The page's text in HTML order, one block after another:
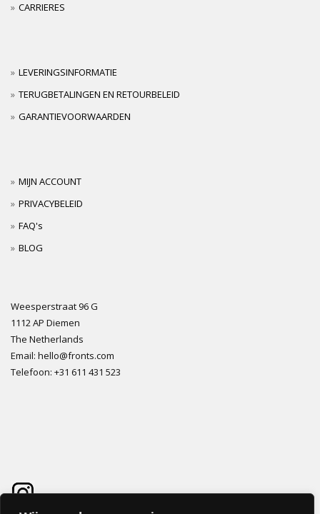
CARRIERES
LEVERINGSINFORMATIE
TERUGBETALINGEN EN RETOURBELEID
GARANTIEVOORWAARDEN
MIJN ACCOUNT
PRIVACYBELEID
FAQ's
BLOG
Weesperstraat 96 G
1112 AP Diemen
The Netherlands
Email: hello@fronts.com
Telefoon: +31 611 431 523